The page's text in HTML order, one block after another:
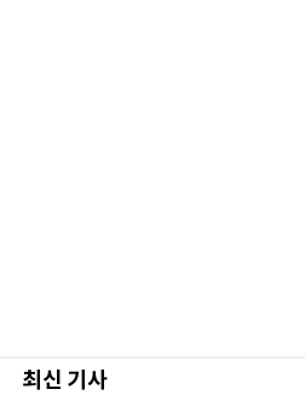
최신 기사